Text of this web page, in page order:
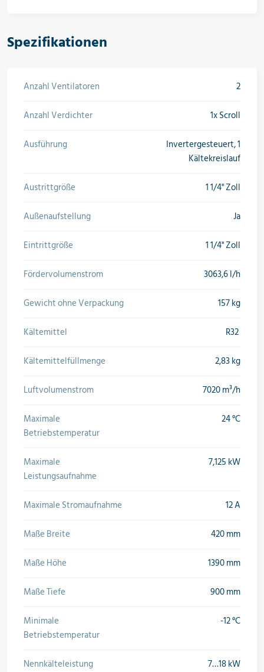
Spezifikationen
Anzahl Ventilatoren
2
Anzahl Verdichter
1x Scroll
Ausführung
Invertergesteuert, 1
Kältekreislauf
Austrittgröße
1 1/4" Zoll
Außenaufstellung
Ja
Eintrittgröße
1 1/4" Zoll
Fördervolumenstrom
3063,6 l/h
Gewicht ohne Verpackung
157 kg
Kältemittel
R32
Kältemittelfüllmenge
2,83 kg
Luftvolumenstrom
7020 m³/h
Maximale
Betriebstemperatur
24 °C
Maximale
Leistungsaufnahme
7,125 kW
Maximale Stromaufnahme
12 A
Maße Breite
420 mm
Maße Höhe
1390 mm
Maße Tiefe
900 mm
Minimale
Betriebstemperatur
-12 °C
Nennkälteleistung
7…18 kW